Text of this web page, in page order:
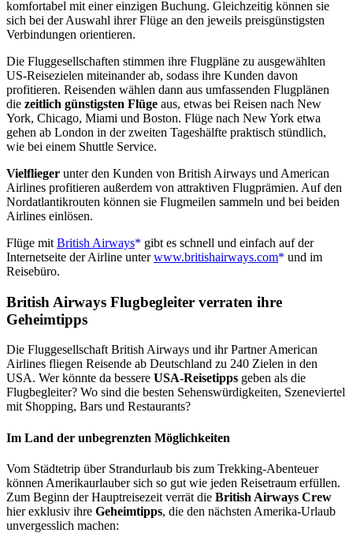
komfortabel mit einer einzigen Buchung. Gleichzeitig können sie
sich bei der Auswahl ihrer Flüge an den jeweils preisgünstigsten
Verbindungen orientieren.
Die Fluggesellschaften stimmen ihre Flugpläne zu ausgewählten
US-Reisezielen miteinander ab, sodass ihre Kunden davon
profitieren. Reisenden wählen dann aus umfassenden Flugplänen
die zeitlich günstigsten Flüge aus, etwas bei Reisen nach New
York, Chicago, Miami und Boston. Flüge nach New York etwa
gehen ab London in der zweiten Tageshälfte praktisch stündlich,
wie bei einem Shuttle Service.
Vielflieger unter den Kunden von British Airways und American
Airlines profitieren außerdem von attraktiven Flugprämien. Auf den
Nordatlantikrouten können sie Flugmeilen sammeln und bei beiden
Airlines einlösen.
Flüge mit British Airways
gibt es schnell und einfach auf der
Internetseite der Airline unterwww.britishairways.com
und im
Reisebüro.
British Airways Flugbegleiter verraten ihre
Geheimtipps
Die Fluggesellschaft British Airways und ihr Partner American
Airlines fliegen Reisende ab Deutschland zu 240 Zielen in den
USA. Wer könnte da bessere USA-Reisetipps geben als die
Flugbegleiter? Wo sind die besten Sehenswürdigkeiten, Szeneviertel
mit Shopping, Bars und Restaurants?
Im Land der unbegrenzten Möglichkeiten
Vom Städtetrip über Strandurlaub bis zum Trekking-Abenteuer
können Amerikaurlauber sich so gut wie jeden Reisetraum erfüllen.
Zum Beginn der Hauptreisezeit verrät die British Airways Crew
hier exklusiv ihre Geheimtipps, die den nächsten Amerika-Urlaub
unvergesslich machen: